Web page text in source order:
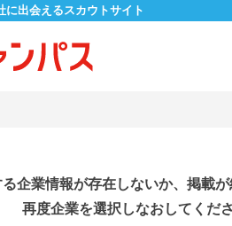
に出会えるスカウトサイト
る企業情報が存在しないか、掲載が
再度企業を選択しなおしてくださ